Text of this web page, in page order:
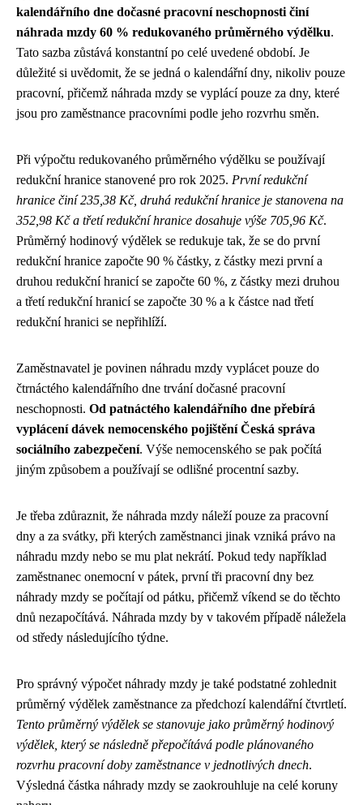
kalendářního dne dočasné pracovní neschopnosti činí
náhrada mzdy 60 % redukovaného průměrného výdělku.
Tato sazba zůstává konstantní po celé uvedené období. Je
důležité si uvědomit, že se jedná o kalendářní dny, nikoliv pouze
pracovní, přičemž náhrada mzdy se vyplácí pouze za dny, které
jsou pro zaměstnance pracovními podle jeho rozvrhu směn.
Při výpočtu redukovaného průměrného výdělku se používají
redukční hranice stanovené pro rok 2025. První redukční
hranice činí 235,38 Kč, druhá redukční hranice je stanovena na
352,98 Kč a třetí redukční hranice dosahuje výše 705,96 Kč.
Průměrný hodinový výdělek se redukuje tak, že se do první
redukční hranice započte 90 % částky, z částky mezi první a
druhou redukční hranicí se započte 60 %, z částky mezi druhou
a třetí redukční hranicí se započte 30 % a k částce nad třetí
redukční hranici se nepřihlíží.
Zaměstnavatel je povinen náhradu mzdy vyplácet pouze do
čtrnáctého kalendářního dne trvání dočasné pracovní
neschopnosti. Od patnáctého kalendářního dne přebírá
vyplácení dávek nemocenského pojištění Česká správa
sociálního zabezpečení. Výše nemocenského se pak počítá
jiným způsobem a používají se odlišné procentní sazby.
Je třeba zdůraznit, že náhrada mzdy náleží pouze za pracovní
dny a za svátky, při kterých zaměstnanci jinak vzniká právo na
náhradu mzdy nebo se mu plat nekrátí. Pokud tedy například
zaměstnanec onemocní v pátek, první tři pracovní dny bez
náhrady mzdy se počítají od pátku, přičemž víkend se do těchto
dnů nezapočítává. Náhrada mzdy by v takovém případě náležela
od středy následujícího týdne.
Pro správný výpočet náhrady mzdy je také podstatné zohlednit
průměrný výdělek zaměstnance za předchozí kalendářní čtvrtletí.
Tento průměrný výdělek se stanovuje jako průměrný hodinový
výdělek, který se následně přepočítává podle plánovaného
rozvrhu pracovní doby zaměstnance v jednotlivých dnech.
Výsledná částka náhrady mzdy se zaokrouhluje na celé koruny